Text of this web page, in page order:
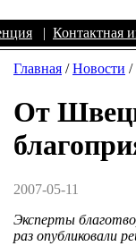
| Контактная
Главная /Новости /
От
2007-05-11
Эксперты
раз опубликовали